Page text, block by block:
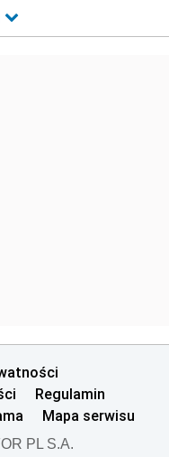
Regulamin
Mapa serwisu
PL S.A.